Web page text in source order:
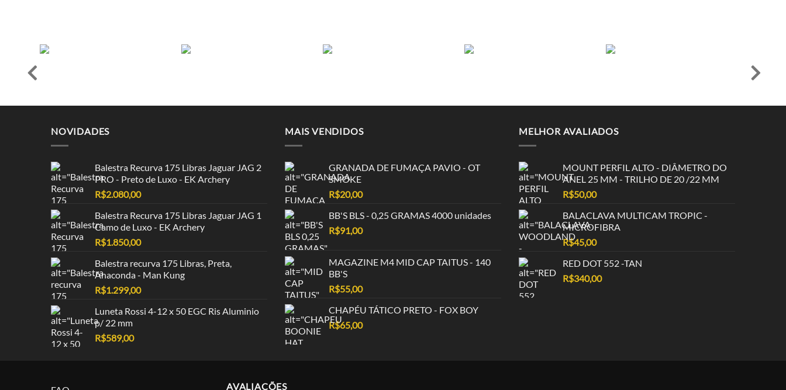
NOVIDADES
Balestra Recurva 175 Libras Jaguar JAG 2
PRO - Preto de Luxo - EK Archery
R$2.080,00
Balestra Recurva 175 Libras Jaguar JAG 1
Camo de Luxo - EK Archery
R$1.850,00
Balestra recurva 175 Libras, Preta,
Anaconda - Man Kung
R$1.299,00
Luneta Rossi 4-12 x 50 EGC Ris Aluminio
p/ 22 mm
R$589,00
MAIS VENDIDOS
GRANADA DE FUMAÇA PAVIO - OT
SMOKE
R$20,00
BB'S BLS - 0,25 GRAMAS 4000 unidades
R$91,00
MAGAZINE M4 MID CAP TAITUS - 140
BB'S
R$55,00
CHAPÉU TÁTICO PRETO - FOX BOY
R$65,00
MELHOR AVALIADOS
MOUNT PERFIL ALTO - DIÂMETRO DO
ANEL 25 MM - TRILHO DE 20 /22 MM
R$50,00
BALACLAVA MULTICAM TROPIC -
MICROFIBRA
R$45,00
RED DOT 552 -TAN
R$340,00
AVALIAÇÕES